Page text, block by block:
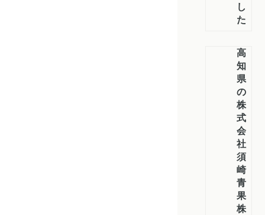
し
た
高
知
県
の
株
式
会
社
須
崎
青
果・
株